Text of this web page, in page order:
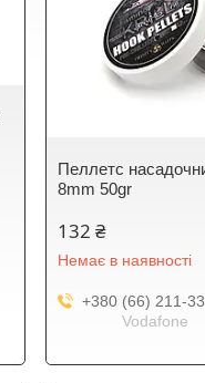
Пеллетс
8mm 50gr
132 ₴
Немає в наявності
+380 (66) 211-
Vodafone